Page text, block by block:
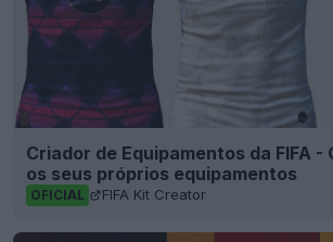
Criador de Equipamentos da FIFA -
os seus próprios equipamentos
OFICIAL FIFA Kit Creator